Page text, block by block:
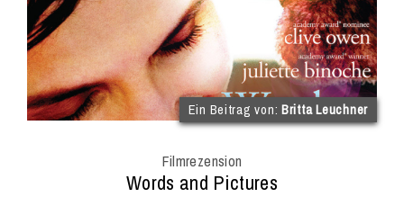
Ein Beitrag von:Britta Leuchner
Filmrezension
:
Words and Pictures